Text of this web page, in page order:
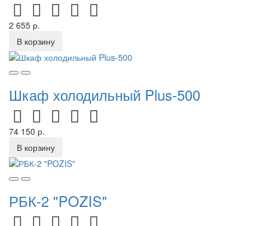
2 655 р.
В корзину
Шкаф холодильный Plus-500
74 150 р.
В корзину
РБК-2 "POZIS"